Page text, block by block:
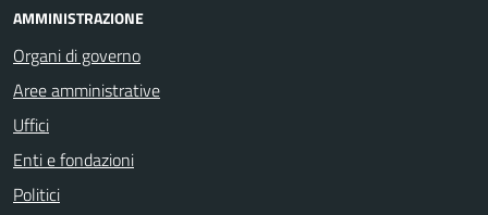
AMMINISTRAZIONE
Organi di governo
Aree amministrative
Uffici
Enti e fondazioni
Politici